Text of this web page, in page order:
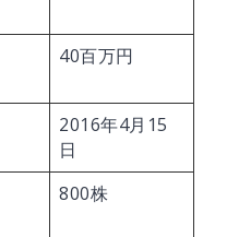
40百万円
2016年4月15
日
800株